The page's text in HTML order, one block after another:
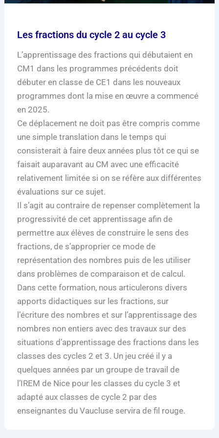
Les fractions du cycle 2 au cycle 3
L’apprentissage des fractions qui débutaient en
CM1 dans les programmes précédents doit
débuter en classe de CE1 dans les nouveaux
programmes dont la mise en œuvre a commencé
en 2025.
Ce déplacement ne doit pas être compris comme
une simple translation dans le temps qui
consisterait à faire deux années plus tôt ce qui se
faisait auparavant au CM avec une efficacité
relativement limitée si on se réfère aux différentes
évaluations sur ce sujet.
Il s’agit au contraire de repenser complètement la
progressivité de cet apprentissage afin de
permettre aux élèves de construire le sens des
fractions, de s’approprier ce mode de
représentation des nombres puis de les utiliser
dans problèmes de comparaison et de calcul.
Dans cette formation, nous articulerons divers
apports didactiques sur les fractions, sur
l’écriture des nombres et sur l’apprentissage des
nombres non entiers avec des travaux sur des
situations d’apprentissage des fractions dans les
classes des cycles 2 et 3. Un jeu créé il y a
quelques années par un groupe de travail de
l’IREM de Nice pour les classes du cycle 3 et
adapté aux classes de cycle 2 par des
enseignantes du Vaucluse servira de fil rouge.